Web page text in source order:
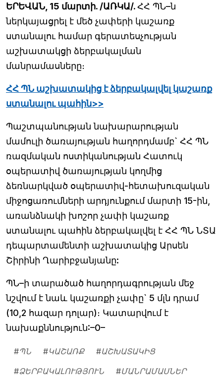
ԵՐԵՎԱՆ, 15 մարտի. /ԱՌԿԱ/.ՀՀ ՊՆ–ն
ներկայացրել է մեծ չափերի կաշառք
ստանալու համար գերատեսչության
աշխատակցի ձերբակալման
մանրամասները։
ՀՀ ՊՆ աշխատակից է ձերբակալվել կաշառք
ստանալու պահին>>
Պաշտպանության նախարարության
մամուլի ծառայության հաղորդմամբ` ՀՀ ՊՆ
ռազմական ոստիկանության Հատուկ
օպերատիվ ծառայության կողմից
ձեռնարկված օպերատիվ-հետախուզական
միջոցառումների արդյունքում մարտի 15-ին,
առանձնակի խոշոր չափի կաշառք
ստանալու պահին ձերբակալվել է ՀՀ ՊՆ ՆՏԱ
դեպարտամենտի աշխատակից Արսեն
Շիրինի Ղարիբջանյանը:
ՊՆ–ի տարածած հաղորդագրության մեջ
նշվում է նաև կաշառքի չափը` 5 մլն դրամ
(10,2 հազար դոլար)։ Կատարվում է
նախաքննություն:–0–
#ՊՆ #ԿԱՇԱՌՔ #ԱՇԽԱՏԱԿԻՑ
#ՁԵՐԲԱԿԱԼՈՒԹՅՈՒՆ #ՄԱՆՐԱՄԱՍՆԵՐ